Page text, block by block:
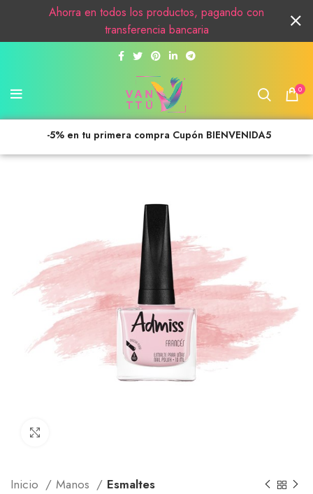
0
-5% en tu primera compra Cupón BIENVENIDA5
Inicio Manos Esmaltes
Ahorra en todos los productos, pagando con
transferencia bancaria